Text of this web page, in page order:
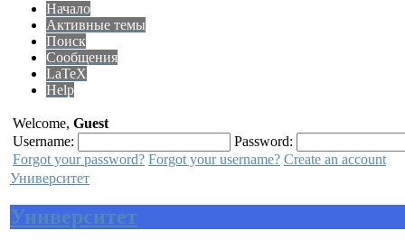
Начало
Активные темы
Поиск
Сообщения
LaTeX
Help
Welcome, Guest
Username:
Password:
Forgot your password? Forgot your username? Create an account
Университет
Университет